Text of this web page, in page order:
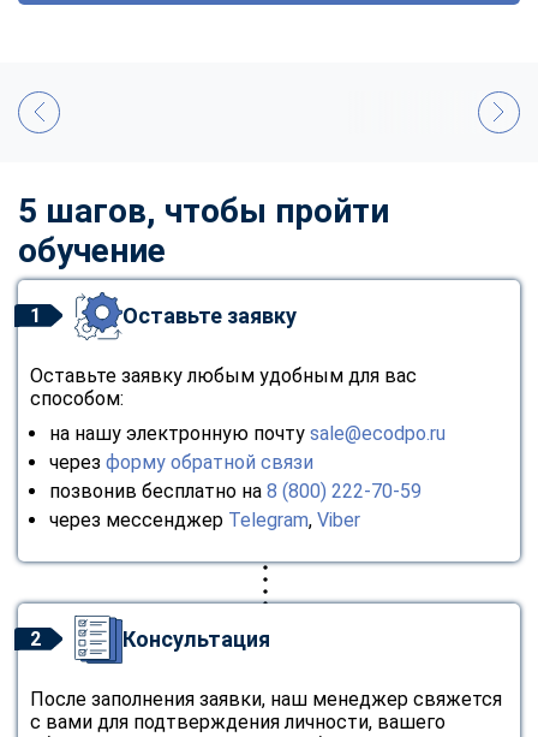
5 шагов, чтобы пройти
обучение
1 Оставьте заявку
Оставьте заявку любым удобным для вас
способом:
на нашу электронную почту sale@ecodpo.ru
через форму обратной связи
позвонив бесплатно на 8 (800) 222-70-59
через мессенджер Telegram, Viber
2 Консультация
После заполнения заявки, наш менеджер свяжется
с вами для подтверждения личности, вашего